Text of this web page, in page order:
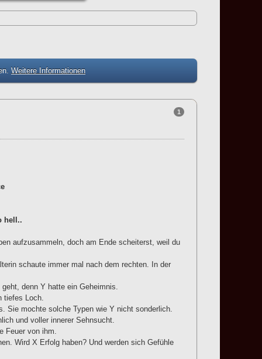
Weitere Informationen
1
hell..
aufzusammeln, doch am Ende scheiterst, weil du
schaute immer mal nach dem rechten. In der
denn Y hatte ein Geheimnis.
tiefes Loch.
Sie mochte solche Typen wie Y nicht sonderlich.
und voller innerer Sehnsucht.
Feuer von ihm.
Wird X Erfolg haben? Und werden sich Gefühle